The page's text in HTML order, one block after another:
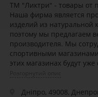
ТМ "Ликтри" - товары от
Наша фирма является
изделий из натуральной
поэтому мы предлагаем
производителя. Мы
спортивными
этих магазинах будут
Дніпро, 49008,